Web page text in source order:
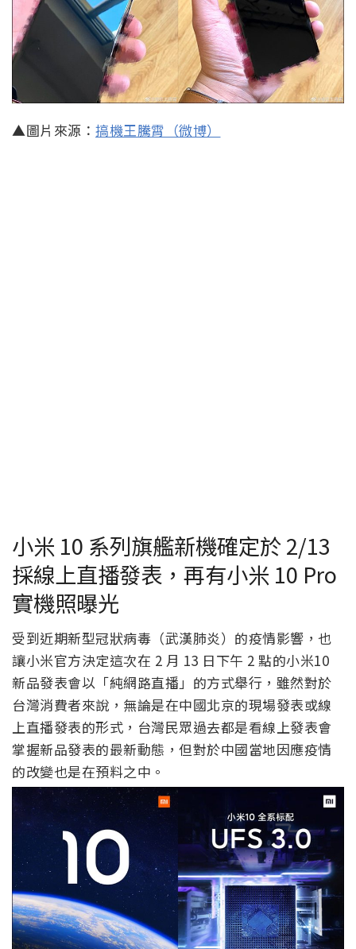
▲圖片來源： 搞機王騰霄（微博）
小米 10 系列旗艦新機確定於 2/13
採線上直播發表，再有小米 10 Pro
實機照曝光
受到近期新型冠狀病毒（武漢肺炎）的疫情影響，也
讓小米官方決定這次在 2 月 13 日下午 2 點的小米10
新品發表會以「純網路直播」的方式舉行，雖然對於
台灣消費者來說，無論是在中國北京的現場發表或線
上直播發表的形式，台灣民眾過去都是看線上發表會
掌握新品發表的最新動態，但對於中國當地因應疫情
的改變也是在預料之中。